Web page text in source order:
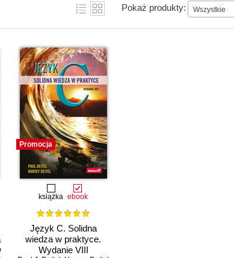
Pokaż produkty: Wszystkie
Promocja
książka ebook
Język C. Solidna
wiedza w praktyce.
Wydanie VIII